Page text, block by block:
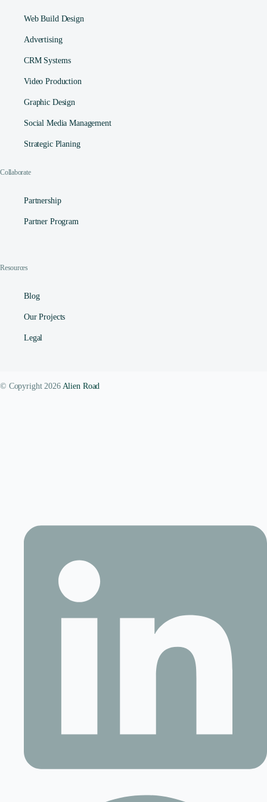
Web Build Design
Advertising
CRM Systems
Video Production
Graphic Design
Social Media Management​
Strategic Planing
Collaborate
Partnership
Partner Program
Resources
Blog
Our Projects
Legal
© Copyright 2026 Alien Road